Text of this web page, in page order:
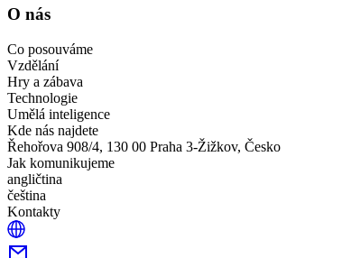
O nás
Co posouváme
Vzdělání
Hry a zábava
Technologie
Umělá inteligence
Kde nás najdete
Řehořova 908/4, 130 00 Praha 3-Žižkov, Česko
Jak komunikujeme
angličtina
čeština
Kontakty